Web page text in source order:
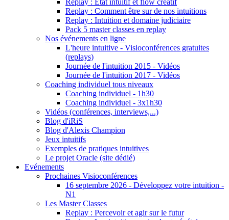
Replay : État intuitif et flow créatif
Replay : Comment être sur de nos intuitions
Replay : Intuition et domaine judiciaire
Pack 5 master classes en replay
Nos événements en ligne
L'heure intuitive - Visioconférences gratuites
(replays)
Journée de l'intuition 2015 - Vidéos
Journée de l'intuition 2017 - Vidéos
Coaching individuel tous niveaux
Coaching individuel - 1h30
Coaching individuel - 3x1h30
Vidéos (conférences, interviews,...)
Blog d'iRiS
Blog d'Alexis Champion
Jeux intuitifs
Exemples de pratiques intuitives
Le projet Oracle (site dédié)
Evénements
Prochaines Visioconférences
16 septembre 2026 - Développez votre intuition -
N1
Les Master Classes
Replay : Percevoir et agir sur le futur